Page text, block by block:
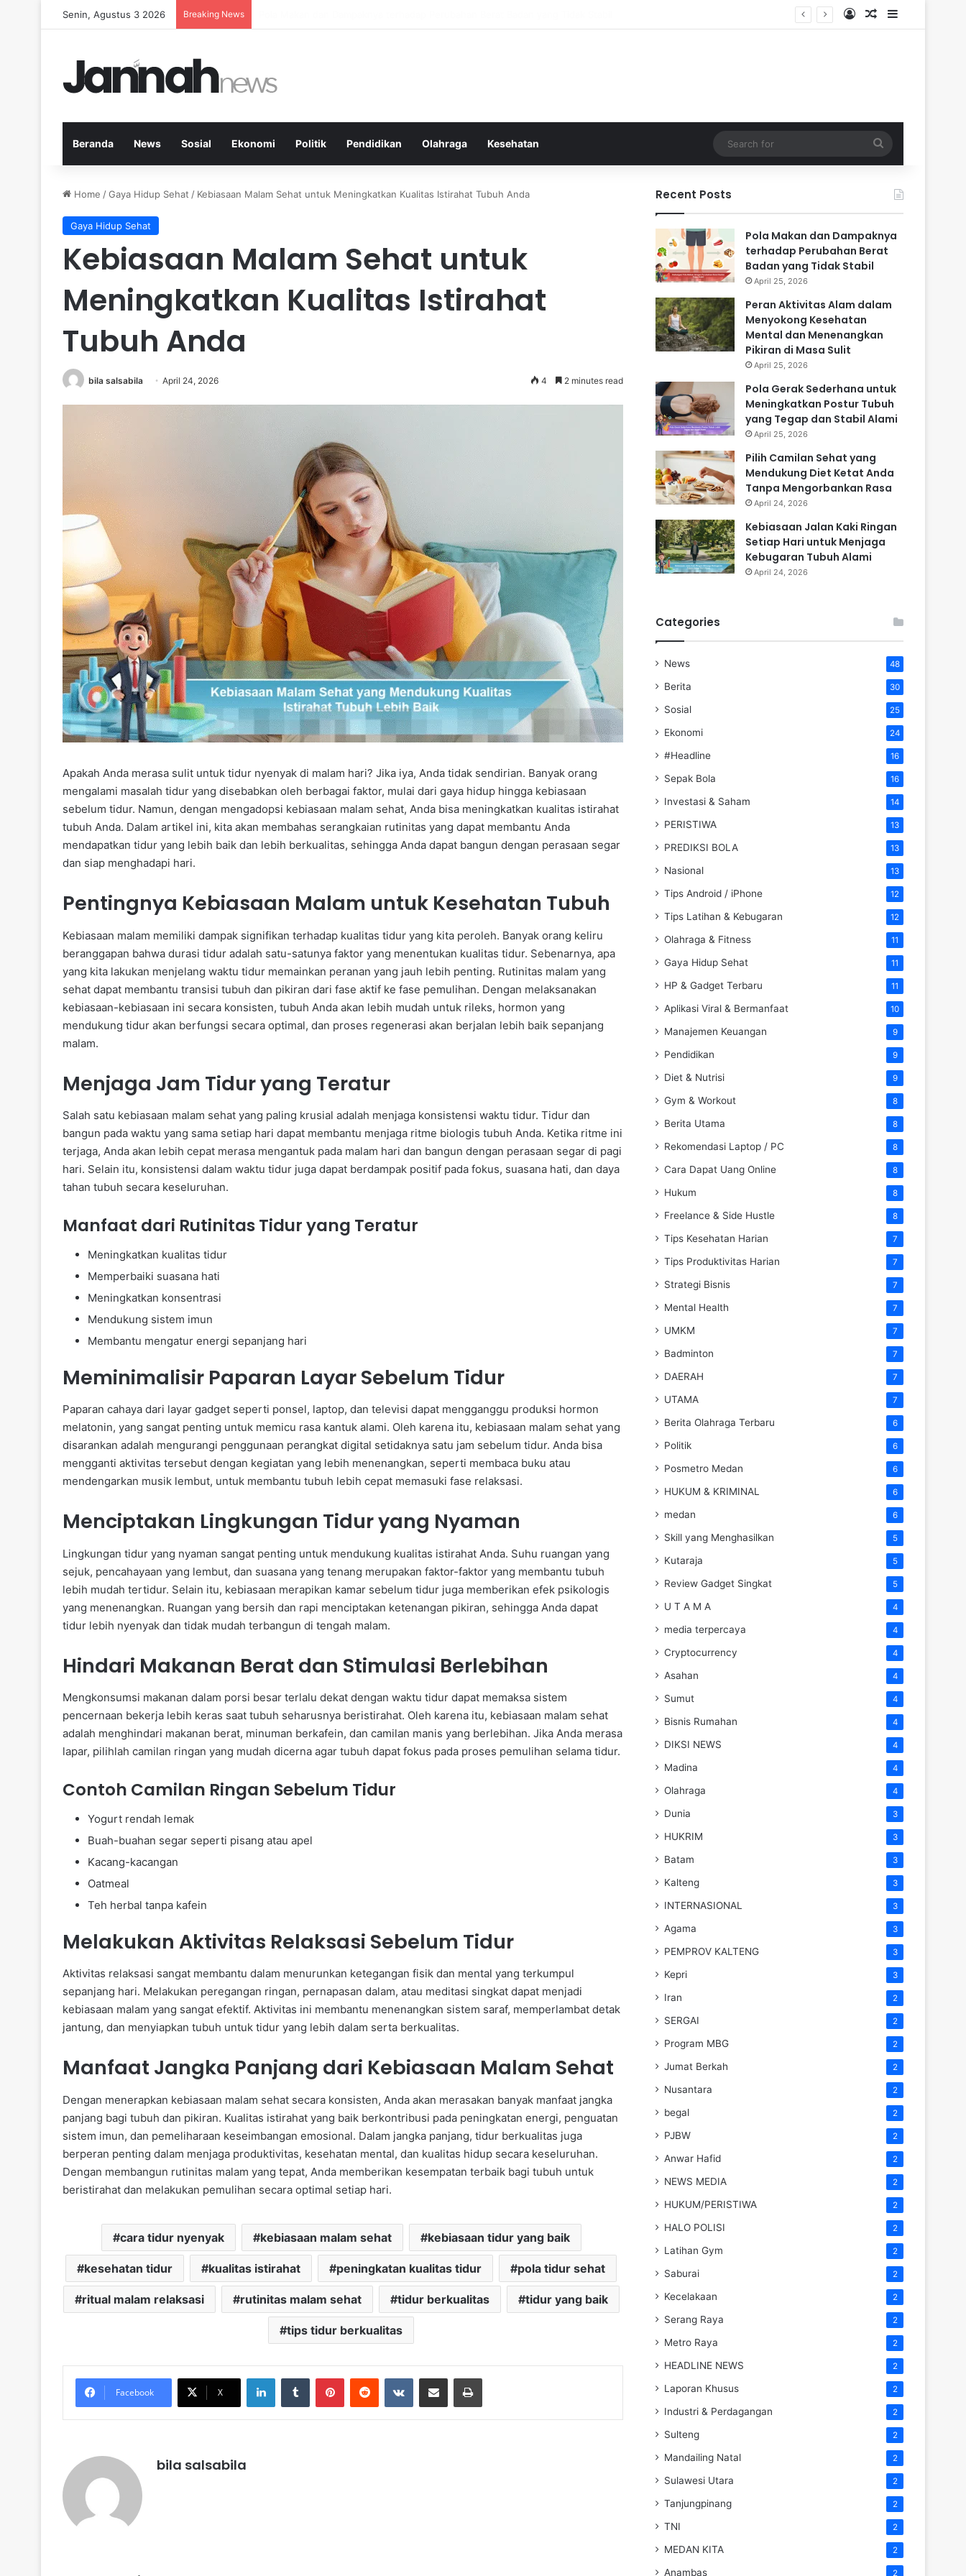
Senin, Agustus 3 2026 Breaking News Log InRandom Article
Sidebar
Beranda News Sosial Ekonomi Politik Pendidikan Olahraga Kesehatan
for
Home /Gaya Hidup Sehat / Kebiasaan Malam Sehat untuk Meningkatkan Kualitas Istirahat Tubuh Anda
Gaya Hidup Sehat
Kebiasaan Malam Sehat untuk
Meningkatkan Kualitas Istirahat
Tubuh Anda
bila salsabila April 24, 2026 4 2 minutes read
Apakah Anda merasa sulit untuk tidur nyenyak di malam hari? Jika iya, Anda tidak sendirian. Banyak orang
mengalami masalah tidur yang disebabkan oleh berbagai faktor, mulai dari gaya hidup hingga kebiasaan
sebelum tidur. Namun, dengan mengadopsi kebiasaan malam sehat, Anda bisa meningkatkan kualitas istirahat
tubuh Anda. Dalam artikel ini, kita akan membahas serangkaian rutinitas yang dapat membantu Anda
mendapatkan tidur yang lebih baik dan lebih berkualitas, sehingga Anda dapat bangun dengan perasaan segar
dan siap menghadapi hari.
Pentingnya Kebiasaan Malam untuk Kesehatan Tubuh
Kebiasaan malam memiliki dampak signifikan terhadap kualitas tidur yang kita peroleh. Banyak orang keliru
beranggapan bahwa durasi tidur adalah satu-satunya faktor yang menentukan kualitas tidur. Sebenarnya, apa
yang kita lakukan menjelang waktu tidur memainkan peranan yang jauh lebih penting. Rutinitas malam yang
sehat dapat membantu transisi tubuh dan pikiran dari fase aktif ke fase pemulihan. Dengan melaksanakan
kebiasaan-kebiasaan ini secara konsisten, tubuh Anda akan lebih mudah untuk rileks, hormon yang
mendukung tidur akan berfungsi secara optimal, dan proses regenerasi akan berjalan lebih baik sepanjang
malam.
Menjaga Jam Tidur yang Teratur
Salah satu kebiasaan malam sehat yang paling krusial adalah menjaga konsistensi waktu tidur. Tidur dan
bangun pada waktu yang sama setiap hari dapat membantu menjaga ritme biologis tubuh Anda. Ketika ritme ini
terjaga, Anda akan lebih cepat merasa mengantuk pada malam hari dan bangun dengan perasaan segar di pagi
hari. Selain itu, konsistensi dalam waktu tidur juga dapat berdampak positif pada fokus, suasana hati, dan daya
tahan tubuh secara keseluruhan.
Manfaat dari Rutinitas Tidur yang Teratur
Meningkatkan kualitas tidur
Memperbaiki suasana hati
Meningkatkan konsentrasi
Mendukung sistem imun
Membantu mengatur energi sepanjang hari
Meminimalisir Paparan Layar Sebelum Tidur
Paparan cahaya dari layar gadget seperti ponsel, laptop, dan televisi dapat mengganggu produksi hormon
melatonin, yang sangat penting untuk memicu rasa kantuk alami. Oleh karena itu, kebiasaan malam sehat yang
disarankan adalah mengurangi penggunaan perangkat digital setidaknya satu jam sebelum tidur. Anda bisa
mengganti aktivitas tersebut dengan kegiatan yang lebih menenangkan, seperti membaca buku atau
mendengarkan musik lembut, untuk membantu tubuh lebih cepat memasuki fase relaksasi.
Menciptakan Lingkungan Tidur yang Nyaman
Lingkungan tidur yang nyaman sangat penting untuk mendukung kualitas istirahat Anda. Suhu ruangan yang
sejuk, pencahayaan yang lembut, dan suasana yang tenang merupakan faktor-faktor yang membantu tubuh
lebih mudah tertidur. Selain itu, kebiasaan merapikan kamar sebelum tidur juga memberikan efek psikologis
yang menenangkan. Ruangan yang bersih dan rapi menciptakan ketenangan pikiran, sehingga Anda dapat
tidur lebih nyenyak dan tidak mudah terbangun di tengah malam.
Hindari Makanan Berat dan Stimulasi Berlebihan
Mengkonsumsi makanan dalam porsi besar terlalu dekat dengan waktu tidur dapat memaksa sistem
pencernaan bekerja lebih keras saat tubuh seharusnya beristirahat. Oleh karena itu, kebiasaan malam sehat
adalah menghindari makanan berat, minuman berkafein, dan camilan manis yang berlebihan. Jika Anda merasa
lapar, pilihlah camilan ringan yang mudah dicerna agar tubuh dapat fokus pada proses pemulihan selama tidur.
Contoh Camilan Ringan Sebelum Tidur
Yogurt rendah lemak
Buah-buahan segar seperti pisang atau apel
Kacang-kacangan
Oatmeal
Teh herbal tanpa kafein
Melakukan Aktivitas Relaksasi Sebelum Tidur
Aktivitas relaksasi sangat membantu dalam menurunkan ketegangan fisik dan mental yang terkumpul
sepanjang hari. Melakukan peregangan ringan, pernapasan dalam, atau meditasi singkat dapat menjadi
kebiasaan malam yang sangat efektif. Aktivitas ini membantu menenangkan sistem saraf, memperlambat detak
jantung, dan menyiapkan tubuh untuk tidur yang lebih dalam serta berkualitas.
Manfaat Jangka Panjang dari Kebiasaan Malam Sehat
Dengan menerapkan kebiasaan malam sehat secara konsisten, Anda akan merasakan banyak manfaat jangka
panjang bagi tubuh dan pikiran. Kualitas istirahat yang baik berkontribusi pada peningkatan energi, penguatan
sistem imun, dan pemeliharaan keseimbangan emosional. Dalam jangka panjang, tidur berkualitas juga
berperan penting dalam menjaga produktivitas, kesehatan mental, dan kualitas hidup secara keseluruhan.
Dengan membangun rutinitas malam yang tepat, Anda memberikan kesempatan terbaik bagi tubuh untuk
beristirahat dan melakukan pemulihan secara optimal setiap hari.
cara tidur nyenyak kebiasaan malam sehat kebiasaan tidur yang baik
kesehatan tidur kualitas istirahat peningkatan kualitas tidur pola tidur sehat
ritual malam relaksasi rutinitas malam sehat tidur berkualitas tidur yang baik
tips tidur berkualitas
Facebook X
LinkedInTumblr PinterestReddit VKontakteShare via Email Print
bila salsabila
Recent Posts
Pola Makan dan Dampaknya
terhadap Perubahan Berat
Badan yang Tidak Stabil
April 25, 2026
Peran Aktivitas Alam dalam
Menyokong Kesehatan
Mental dan Menenangkan
Pikiran di Masa Sulit
April 25, 2026
Pola Gerak Sederhana untuk
Meningkatkan Postur Tubuh
yang Tegap dan Stabil Alami
April 25, 2026
Pilih Camilan Sehat yang
Mendukung Diet Ketat Anda
Tanpa Mengorbankan Rasa
April 24, 2026
Kebiasaan Jalan Kaki Ringan
Setiap Hari untuk Menjaga
Kebugaran Tubuh Alami
April 24, 2026
Categories
News 48
Berita 30
Sosial 25
Ekonomi 24
#Headline 16
Sepak Bola 16
Investasi & Saham 14
PERISTIWA 13
PREDIKSI BOLA 13
Nasional 13
Tips Android / iPhone 12
Tips Latihan & Kebugaran 12
Olahraga & Fitness 11
Gaya Hidup Sehat 11
HP & Gadget Terbaru 11
Aplikasi Viral & Bermanfaat 10
Manajemen Keuangan 9
Pendidikan 9
Diet & Nutrisi 9
Gym & Workout 8
Berita Utama 8
Rekomendasi Laptop / PC 8
Cara Dapat Uang Online 8
Hukum 8
Freelance & Side Hustle 8
Tips Kesehatan Harian 7
Tips Produktivitas Harian 7
Strategi Bisnis 7
Mental Health 7
UMKM 7
Badminton 7
DAERAH 7
UTAMA 7
Berita Olahraga Terbaru 6
Politik 6
Posmetro Medan 6
HUKUM & KRIMINAL 6
medan 6
Skill yang Menghasilkan 5
Kutaraja 5
Review Gadget Singkat 5
U T A M A 4
media terpercaya 4
Cryptocurrency 4
Asahan 4
Sumut 4
Bisnis Rumahan 4
DIKSI NEWS 4
Madina 4
Olahraga 4
Dunia 3
HUKRIM 3
Batam 3
Kalteng 3
INTERNASIONAL 3
Agama 3
PEMPROV KALTENG 3
Kepri 3
Iran 2
SERGAI 2
Program MBG 2
Jumat Berkah 2
Nusantara 2
begal 2
PJBW 2
Anwar Hafid 2
NEWS MEDIA 2
HUKUM/PERISTIWA 2
HALO POLISI 2
Latihan Gym 2
Saburai 2
Kecelakaan 2
Serang Raya 2
Metro Raya 2
HEADLINE NEWS 2
Laporan Khusus 2
Industri & Perdagangan 2
Sulteng 2
Mandailing Natal 2
Sulawesi Utara 2
Tanjungpinang 2
TNI 2
MEDAN KITA 2
Anambas 2